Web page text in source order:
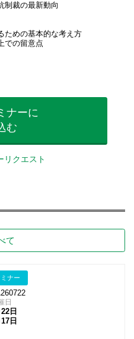
制裁の最新動向
ための基本的な考え方
での留意点
ナーに
む
リクエスト
て
ナー
日
日
日